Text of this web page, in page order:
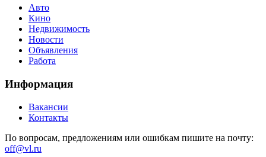
Авто
Кино
Недвижимость
Новости
Объявления
Работа
Информация
Вакансии
Контакты
По вопросам, предложениям или ошибкам пишите на почту:
off@vl.ru